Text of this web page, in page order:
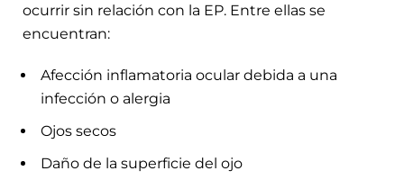
ocurrir sin relación con la EP. Entre ellas se
encuentran:
Afección inflamatoria ocular debida a una
infección o alergia
Ojos secos
Daño de la superficie del ojo